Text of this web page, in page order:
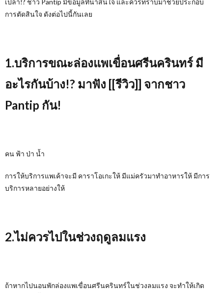
เปล่า!? ชาว Pantip มีข้อมูลที่น่าสนใจ และควรทราบมาช่วยประกอบ
การตัดสินใจ ดังต่อไปนี้กันเลย
1.บริการขณะล่องแพเขื่อนศรีนครินทร์ มี
อะไรกันบ้าง!? มาฟัง [[รีวิว]] จากชาว
Pantip กัน!
คน ฟ้า ป่า น้ำ
การให้บริการแพเค้าจะมี คาราโอเกะให้ มีแม่ครัวมาทำอาหารให้ มีการ
บริการหลายอย่างให้
2.ไม่ควรไปในช่วงฤดูลมแรง
ถ้าหากไปนอนพักล่องแพเขื่อนศรีนครินทร์ในช่วงลมแรง จะทำให้เกิด